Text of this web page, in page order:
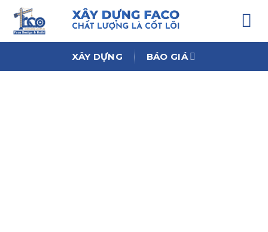
Chuyển
đến
nội
XÂY DỰNG BÁO GIÁ